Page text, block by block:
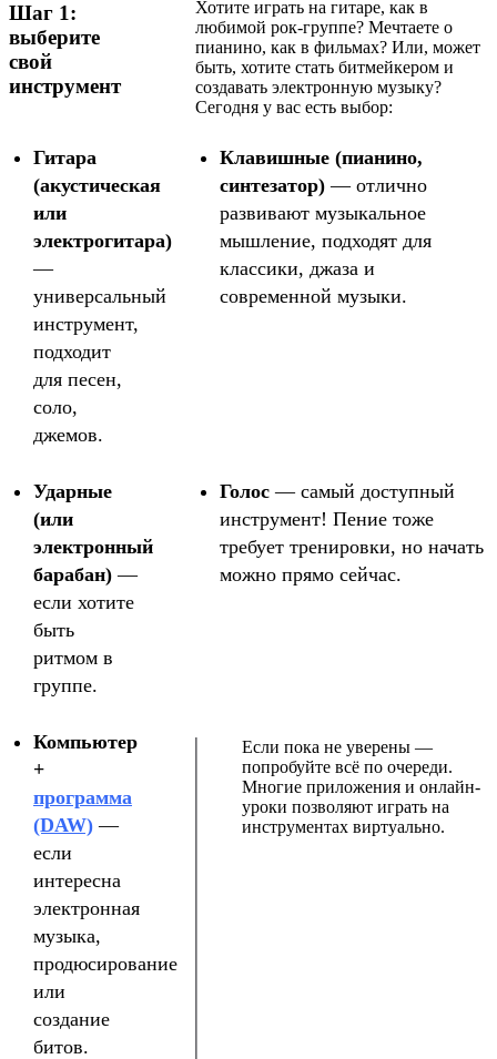
Шаг 1:
выберите
свой
инструмент
Хотите играть на гитаре, как в
любимой рок-группе? Мечтаете о
пианино, как в фильмах? Или, может
быть, хотите стать битмейкером и
создавать электронную музыку?
Сегодня у вас есть выбор:
Гитара
(акустическая
или
электрогитара)
—
универсальный
инструмент,
подходит
для песен,
соло,
джемов.
Клавишные (пианино,
синтезатор) — отлично
развивают музыкальное
мышление, подходят для
классики, джаза и
современной музыки.
Ударные
(или
электронный
барабан) —
если хотите
быть
ритмом в
группе.
Голос — самый доступный
инструмент! Пение тоже
требует тренировки, но начать
можно прямо сейчас.
Компьютер
+
программа
(DAW) —
если
интересна
электронная
музыка,
продюсирование
или
создание
битов.
Если пока не уверены —
попробуйте всё по очереди.
Многие приложения и онлайн-
уроки позволяют играть на
инструментах виртуально.